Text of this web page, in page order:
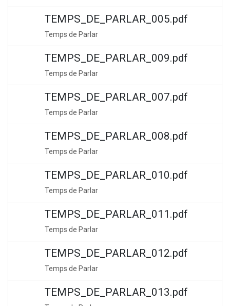
TEMPS_DE_PARLAR_005.pdf
Temps de Parlar
TEMPS_DE_PARLAR_009.pdf
Temps de Parlar
TEMPS_DE_PARLAR_007.pdf
Temps de Parlar
TEMPS_DE_PARLAR_008.pdf
Temps de Parlar
TEMPS_DE_PARLAR_010.pdf
Temps de Parlar
TEMPS_DE_PARLAR_011.pdf
Temps de Parlar
TEMPS_DE_PARLAR_012.pdf
Temps de Parlar
TEMPS_DE_PARLAR_013.pdf